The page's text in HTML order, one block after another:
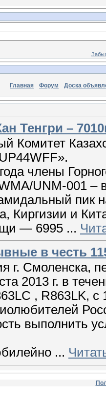
Главная Форум Доска
Тенгри –
Комитет
члены
UNM-001 –
пик
Киргизии и
— 6995 ...
в честь
г. Смоленска,
2013 г. в
, R863LK, с
выполнить
...